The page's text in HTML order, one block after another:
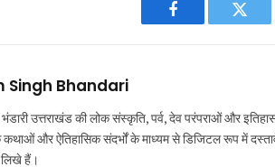
Facebook
Singh Bhandari
उत्तराखंड की लोक संस्कृति, पर्व, देव परंपराओं और
कथाओं और ऐतिहासिक संदर्भों के माध्यम से डिजिटल रूप में
हैं।